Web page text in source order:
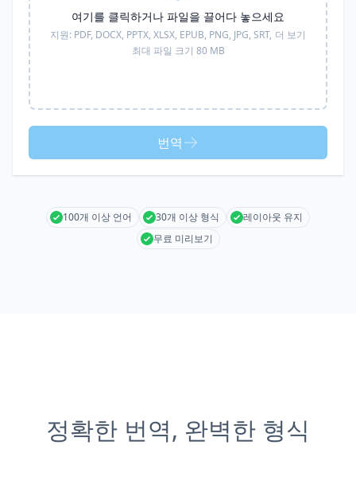
여기를 클릭하거나 파일을 끌어다 놓으세요
지원: PDF, DOCX, PPTX, XLSX, EPUB, PNG, JPG, SRT, 더 보기
최대 파일 크기 80 MB
번역
100개 이상 언어 30개 이상 형식
레이아웃 유지
무료 미리보기
정확한 번역, 완벽한 형식